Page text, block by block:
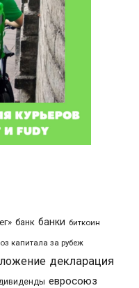
банк банки биткоин
капитала за рубеж
декларация
евросоюз